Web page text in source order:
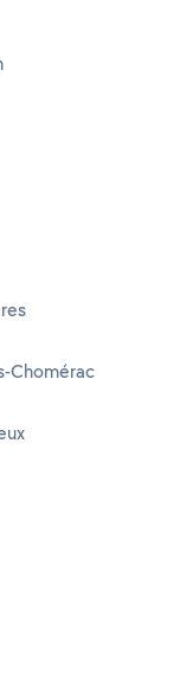
Chomérac